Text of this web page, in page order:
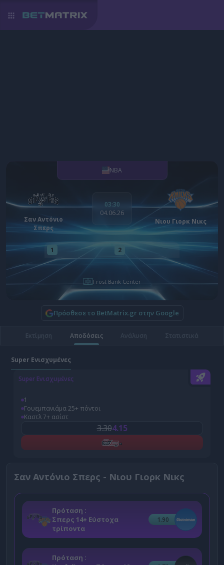
NBA
Σαν Αντόνιο
Σπερς
03:30
04.06.26
Νιου Γιορκ Νικς
1 2
Frost Bank Center
Πρόσθεσε το BetMatrix.gr στην Google
Εκτίμηση Αποδόσεις Ανάλυση Στατιστικά
Super Ενισχυμένες
Super Ενισχυμένες
1
Γουεμπανιάμα 25+ πόντοι
Καστλ 7+ ασίστ
3.304.15
Σαν Αντόνιο Σπερς - Νιου Γιορκ Νικς
Πρόταση :
Σπερς 14+ Εύστοχα
τρίποντα
1.90
Πρόταση :